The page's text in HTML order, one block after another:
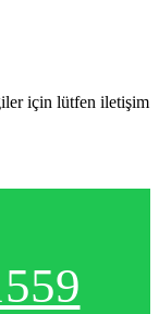
için lütfen iletişim